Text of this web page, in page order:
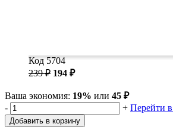
Код 5704
239 ₽ 194 ₽
Ваша экономия: 19% или 45 ₽
-
+ Перейти
Добавить в корзину